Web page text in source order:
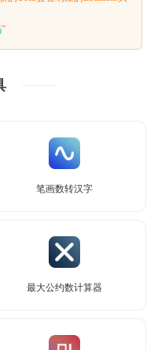
”
笔画数转汉字
最大公约数计算器